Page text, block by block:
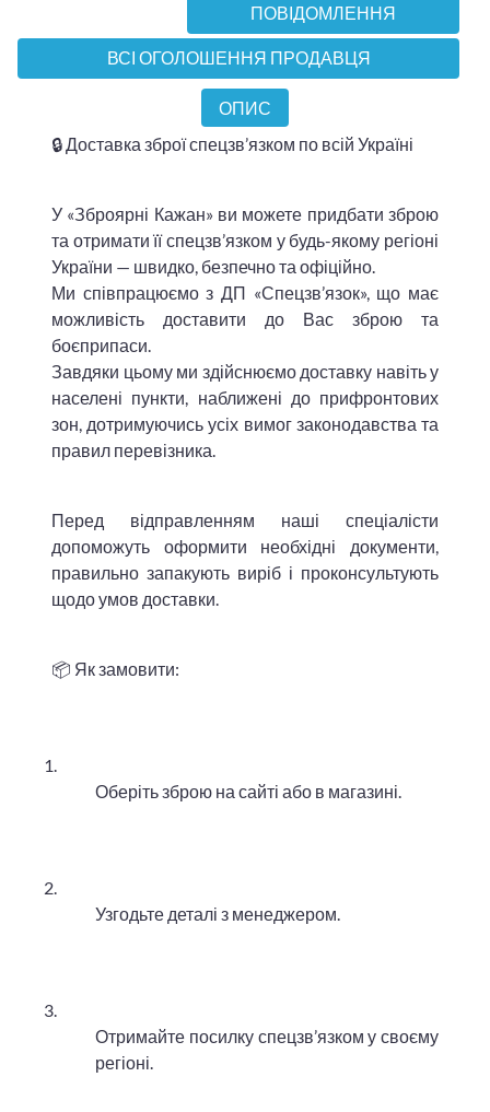
ПОВІДОМЛЕННЯ
ВСІ ОГОЛОШЕННЯ ПРОДАВЦЯ
ОПИС
🔒 Доставка зброї спецзв’язком по всій Україні
У «Зброярні Кажан» ви можете придбати зброю
та отримати її спецзв’язком у будь-якому регіоні
України — швидко, безпечно та офіційно.
Ми співпрацюємо з ДП «Спецзв’язок», що має
можливість доставити до Вас зброю та
боєприпаси.
Завдяки цьому ми здійснюємо доставку навіть у
населені пункти, наближені до прифронтових
зон, дотримуючись усіх вимог законодавства та
правил перевізника.
Перед відправленням наші спеціалісти
допоможуть оформити необхідні документи,
правильно запакують виріб і проконсультують
щодо умов доставки.
📦 Як замовити:
Оберіть зброю на сайті або в магазині.
Узгодьте деталі з менеджером.
Отримайте посилку спецзв’язком у своєму
регіоні.